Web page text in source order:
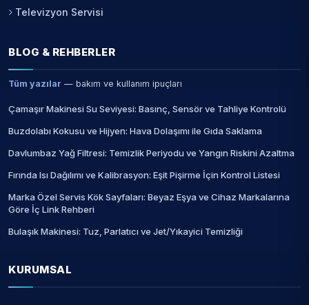
Televizyon Servisi
BLOG & REHBERLER
Tüm yazılar — bakım ve kullanım ipuçları
Çamaşır Makinesi Su Seviyesi: Basınç, Sensör ve Tahliye Kontrolü
Buzdolabı Kokusu ve Hijyen: Hava Dolaşımı ile Gıda Saklama
Davlumbaz Yağ Filtresi: Temizlik Periyodu ve Yangın Riskini Azaltma
Fırında Isı Dağılımı ve Kalibrasyon: Eşit Pişirme İçin Kontrol Listesi
Marka Özel Servis Kök Sayfaları: Beyaz Eşya ve Cihaz Markalarına
Göre İç Link Rehberi
Bulaşık Makinesi: Tuz, Parlatıcı ve Jet/Yıkayici Temizliği
KURUMSAL